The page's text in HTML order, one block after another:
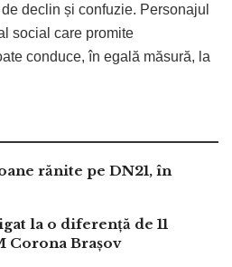
declin și confuzie. Personajul
social care promite
conduce, în egală măsură, la
rănite pe DN21, în
la o diferență de 11
Corona Brașov